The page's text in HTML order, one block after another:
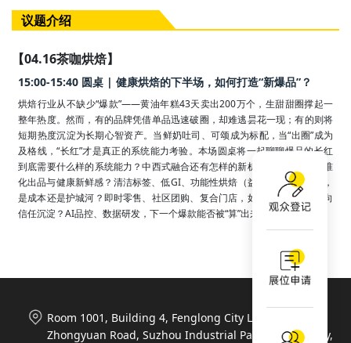
议题介绍
【04.16茶咖烘焙】
15:00-15:40 圆桌 | 健康烘焙的下半场，如何打造“新爆品”？
烘焙行业从不缺少“爆款”——黄油年糕43天卖出200万个，生甜甜圈撑起一
整年热度。然而，有的品牌凭借单品迅速破圈，却难逃昙花一现；有的则将
短期热度沉淀为长期心智资产。当鲜奶吐司、可颂成为标配，当“出圈”成为
及格线，“长红”才是真正的系统能力考验。本场圆桌将一起聊聊爆品的长红
到底需要什么样的系统能力？中西式融合还有怎样的新机会？如何平衡标准
化出品与健康新鲜感？清洁标签、低GI、功能性烘焙（益生菌、高蛋白），
是成本还是护城河？即时零售、社区团购、复合门店，如何从流量触达走向
信任沉淀？AI品控、数据研发，下一个爆款能否被“算”出来？
Room 1001, Building 4, Fenglong City Life Plaza, 788
Zhongyuan Road, Suzhou Industrial Park, Suzhou City,